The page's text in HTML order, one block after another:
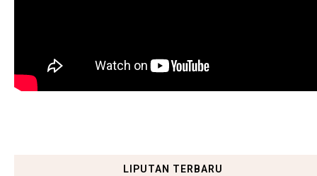
LIPUTAN TERBARU